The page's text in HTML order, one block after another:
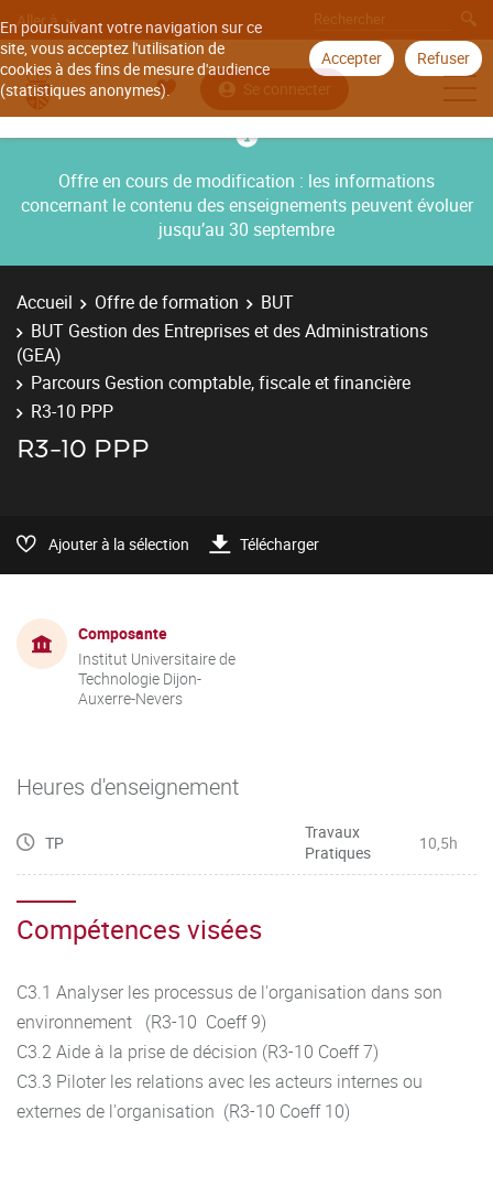
En poursuivant votre navigation sur ce
site, vous acceptez l'utilisation de
cookies à des fins de mesure d'audience
(statistiques anonymes).
Accepter Refuser
Aller à
Se connecter
Offre en cours de modification : les informations
concernant le contenu des enseignements peuvent évoluer
jusqu’au 30 septembre
Accueil Offre de formation
BUT
BUT Gestion des Entreprises et des Administrations
(GEA)
Parcours Gestion comptable, fiscale et financière
R3-10 PPP
R3-10 PPP
Ajouter à la sélection Télécharger
Composante
Institut Universitaire de
Technologie Dijon-
Auxerre-Nevers
Heures d'enseignement
TP
Travaux
Pratiques
10,5h
Compétences visées
C3.1 Analyser les processus de l'organisation dans son
environnement (R3-10 Coeff 9)
C3.2 Aide à la prise de décision (R3-10 Coeff 7)
C3.3 Piloter les relations avec les acteurs internes ou
externes de l'organisation (R3-10 Coeff 10)